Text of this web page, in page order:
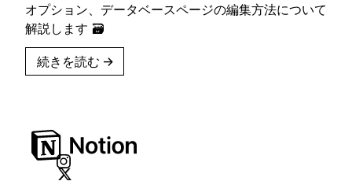
オプション、データベースページの編集方法について
解説します 🗃
続きを読む →